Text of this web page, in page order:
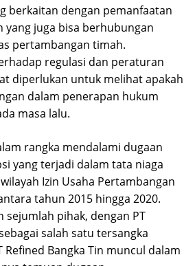
berkaitan dengan pemanfaatan
yang juga bisa berhubungan
pertambangan timah.
regulasi dan peraturan
diperlukan untuk melihat apakah
dalam penerapan hukum
masa lalu.
rangka mendalami dugaan
yang terjadi dalam tata niaga
Izin Usaha Pertambangan
tahun 2015 hingga 2020.
sejumlah pihak, dengan PT
salah satu tersangka
Bangka Tin muncul dalam